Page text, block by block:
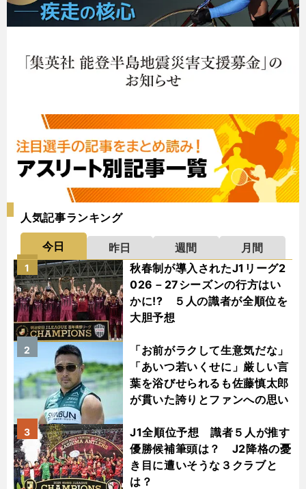
人気記事ランキング
今日 昨日 週間
月間
秋春制が導入されたJ1リーグ2
026－27シーズンの行方はい
かに!? ５人の識者が全順位を
大胆予想
1
「お前がラクして生意気だな」
「あいつ若いくせに」厳しい言
葉を浴びせられるも佐藤慎太郎
が貫いた誇りとファンへの思い
2
J1全順位予想 識者５人が推す
優勝候補筆頭は？ J2降格の憂
き目に遭いそうな３クラブと
は？
3